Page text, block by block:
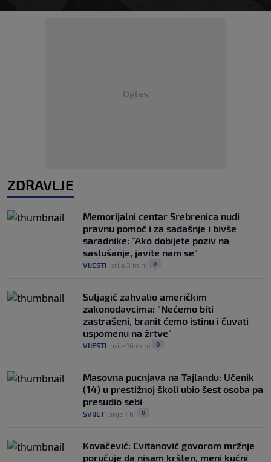
Oglas
ZDRAVLJE
Memorijalni centar Srebrenica nudi
pravnu pomoć i za sadašnje i bivše
saradnike: "Ako dobijete poziv na
saslušanje, javite nam se"
VIJESTI prije 3 min 0
Suljagić zahvalio američkim
zakonodavcima: "Nećemo biti
zastrašeni, branit ćemo istinu i čuvati
uspomenu na žrtve"
VIJESTI prije 16 min 0
Masovna pucnjava na Tajlandu: Učenik
(14) u prestižnoj školi ubio šest osoba pa
presudio sebi
SVIJET prije 1 h 0
Kovačević: Cvitanović govorom mržnje
poručuje da nisam kršten, meni kućni